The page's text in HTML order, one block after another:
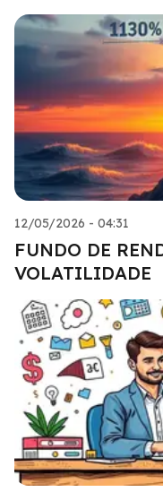
12/05/2026 - 04:31
FUNDO DE
VOLATILIDADE